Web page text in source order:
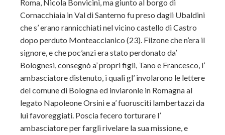
Roma, Nicola Bonvicini, ma giunto al borgo di
Cornacchiaia in Val di Santerno fu preso dagli Ubaldini
che s’ erano rannicchiati nel vicino castello di Castro
dopo perduto Monteaccianico (23). Filzone che n’era il
signore, e che poc’anzi era stato perdonato da’
Bolognesi, consegnò a’ propri figli, Tano e Francesco, l’
ambasciatore distenuto, i quali gl’ involarono le lettere
del comune di Bologna ed inviaronle in Romagna al
legato Napoleone Orsini e a’ fuorusciti lambertazzi da
lui favoreggiati. Poscia fecero torturare l’
ambasciatore per fargli rivelare la sua missione, e